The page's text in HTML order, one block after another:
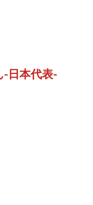
日本代表-